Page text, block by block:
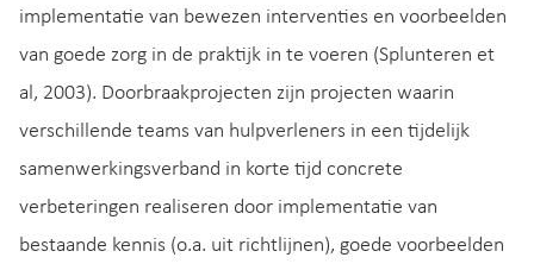
implementatie van bewezen interventies en voorbeelden
van goede zorg in de praktijk in te voeren (Splunteren et
al, 2003). Doorbraakprojecten zijn projecten waarin
verschillende teams van hulpverleners in een tijdelijk
samenwerkingsverband in korte tijd concrete
verbeteringen realiseren door implementatie van
bestaande kennis (o.a. uit richtlijnen), goede voorbeelden